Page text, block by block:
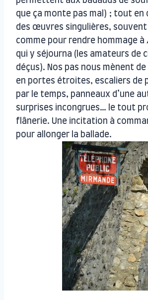
que ça monte pas mal) ; tout en
des œuvres singulières,
comme pour rendre hommage à
qui y séjourna (les amateurs de
déçus). Nos pas nous mènent
en portes étroites, escaliers de
par le temps, panneaux d’une
surprises incongrues… le tout
flânerie. Une incitation à
pour allonger la ballade.